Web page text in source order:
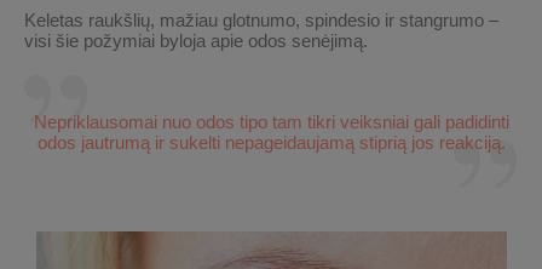
Keletas raukšlių, mažiau glotnumo, spindesio ir stangrumo –
visi šie požymiai byloja apie odos senėjimą.
Nepriklausomai nuo odos tipo tam tikri veiksniai gali padidinti
odos jautrumą ir sukelti nepageidaujamą stiprią jos reakciją.